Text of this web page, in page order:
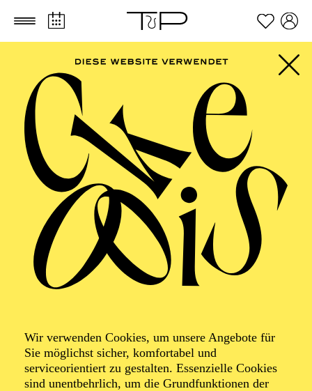
Zum Hauptinhalt springen Zum Footer springen
Wir verwenden Cookies, um unsere Angebote für
Sie möglichst sicher, komfortabel und
serviceorientiert zu gestalten. Essenzielle Cookies
sind unentbehrlich, um die Grundfunktionen der
AALTO MUSIKTHEATER
Das Kind und das
Ding